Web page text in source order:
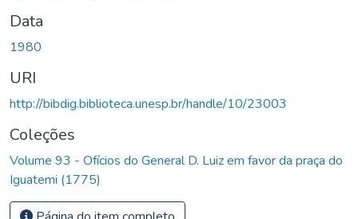
Data
1980
URI
http://bibdig.biblioteca.unesp.br/handle/10/23003
Coleções
Volume 93 - Ofícios do General D. Luiz em favor da praça do
Iguatemi (1775)